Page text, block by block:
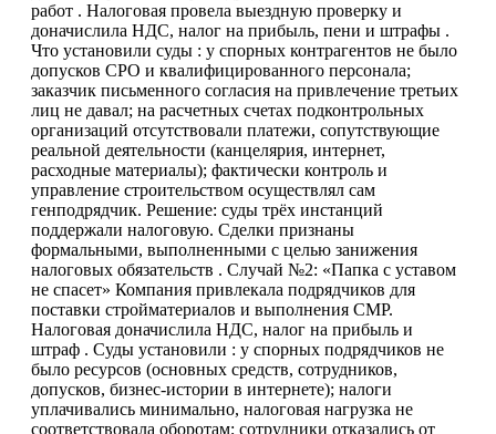
работ . Налоговая провела выездную проверку и
доначислила НДС, налог на прибыль, пени и штрафы .
Что установили суды : у спорных контрагентов не было
допусков СРО и квалифицированного персонала;
заказчик письменного согласия на привлечение третьих
лиц не давал; на расчетных счетах подконтрольных
организаций отсутствовали платежи, сопутствующие
реальной деятельности (канцелярия, интернет,
расходные материалы); фактически контроль и
управление строительством осуществлял сам
генподрядчик. Решение: суды трёх инстанций
поддержали налоговую. Сделки признаны
формальными, выполненными с целью занижения
налоговых обязательств . Случай №2: «Папка с уставом
не спасет» Компания привлекала подрядчиков для
поставки стройматериалов и выполнения СМР.
Налоговая доначислила НДС, налог на прибыль и
штраф . Суды установили : у спорных подрядчиков не
было ресурсов (основных средств, сотрудников,
допусков, бизнес-истории в интернете); налоги
уплачивались минимально, налоговая нагрузка не
соответствовала оборотам; сотрудники отказались от